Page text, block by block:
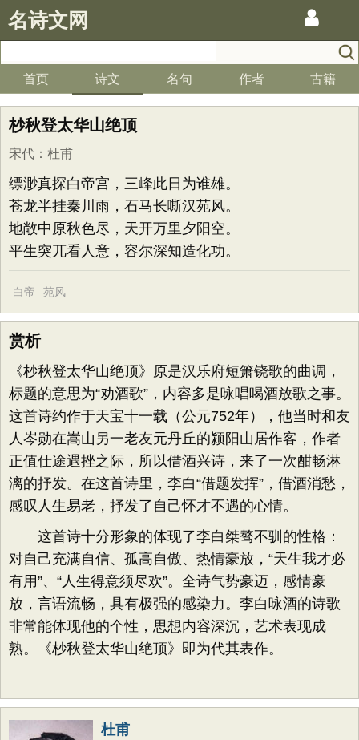
名诗文网
首页 诗文 名句 作者 古籍
杪秋登太华山绝顶
宋代 ： 杜甫
缥渺真探白帝宫，三峰此日为谁雄。
苍龙半挂秦川雨，石马长嘶汉苑风。
地敞中原秋色尽，天开万里夕阳空。
平生突兀看人意，容尔深知造化功。
白帝 苑风
赏析
《杪秋登太华山绝顶》原是汉乐府短箫铙歌的曲调，
标题的意思为“劝酒歌”，内容多是咏唱喝酒放歌之事。
这首诗约作于天宝十一载（公元752年），他当时和友
人岑勋在嵩山另一老友元丹丘的颍阳山居作客，作者
正值仕途遇挫之际，所以借酒兴诗，来了一次酣畅淋
漓的抒发。在这首诗里，李白“借题发挥”，借酒消愁，
感叹人生易老，抒发了自己怀才不遇的心情。
这首诗十分形象的体现了李白桀骜不驯的性格：
对自己充满自信、孤高自傲、热情豪放，“天生我才必
有用”、“人生得意须尽欢”。全诗气势豪迈，感情豪
放，言语流畅，具有极强的感染力。李白咏酒的诗歌
非常能体现他的个性，思想内容深沉，艺术表现成
熟。《杪秋登太华山绝顶》即为代其表作。
杜甫